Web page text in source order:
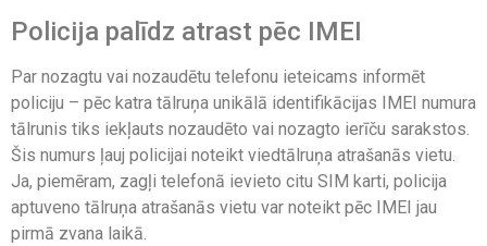
Policija palīdz atrast pēc IMEI
Par nozagtu vai nozaudētu telefonu ieteicams informēt
policiju – pēc katra tālruņa unikālā identifikācijas IMEI numura
tālrunis tiks iekļauts nozaudēto vai nozagto ierīču sarakstos.
Šis numurs ļauj policijai noteikt viedtālruņa atrašanās vietu.
Ja, piemēram, zagļi telefonā ievieto citu SIM karti, policija
aptuveno tālruņa atrašanās vietu var noteikt pēc IMEI jau
pirmā zvana laikā.